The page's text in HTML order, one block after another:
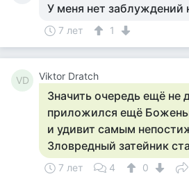
У меня нет заблуждений
7 лет 1
VD Viktor Dratch
Значить очередь ещё не
приложился ещё
и удивит самым
Зловредный затейник
7 лет 4 0